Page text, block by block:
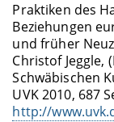
Praktiken des
Beziehungen
und früher
Christof Jeggle,
Schwäbischen
UVK 2010, 687
http://